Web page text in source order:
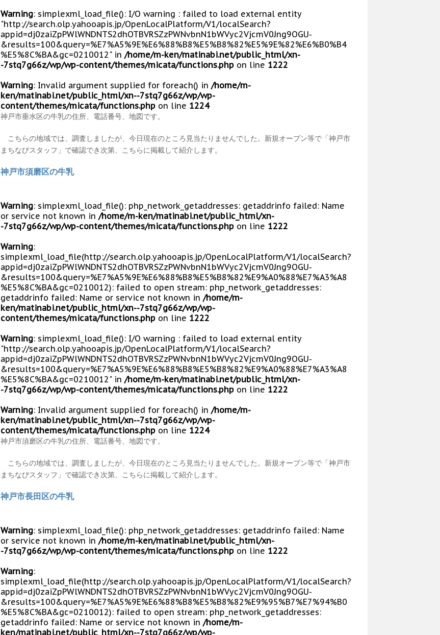
Warning: simplexml_load_file(): I/O warning : failed to load external entity
"http://search.olp.yahooapis.jp/OpenLocalPlatform/V1/localSearch?
appid=dj0zaiZpPWlWNDNTS2dhOTBVRSZzPWNvbnN1bWVyc2VjcmV0Jng9OGU-
&results=100&query=%E7%A5%9E%E6%88%B8%E5%B8%82%E5%9E%82%E6%B0%B4
%E5%8C%BA&gc=0210012" in /home/m-ken/matinabi.net/public_html/xn-
-7stq7g66z/wp/wp-content/themes/micata/functions.php on line 1222
Warning: Invalid argument supplied for foreach() in /home/m-
ken/matinabi.net/public_html/xn--7stq7g66z/wp/wp-
content/themes/micata/functions.php on line 1224
神戸市垂水区の牛乳の住所、電話番号、地図です。
こちらの地域では、調査しましたが、今日現在のところ見当たりませんでした。新規オープン等で「神戸市
まちなびスタッフ」で確認でき次第、こちらに掲載して紹介します。
神戸市須磨区の牛乳
Warning: simplexml_load_file(): php_network_getaddresses: getaddrinfo failed: Name
or service not known in /home/m-ken/matinabi.net/public_html/xn-
-7stq7g66z/wp/wp-content/themes/micata/functions.php on line 1222
Warning:
simplexml_load_file(http://search.olp.yahooapis.jp/OpenLocalPlatform/V1/localSearch?
appid=dj0zaiZpPWlWNDNTS2dhOTBVRSZzPWNvbnN1bWVyc2VjcmV0Jng9OGU-
&results=100&query=%E7%A5%9E%E6%88%B8%E5%B8%82%E9%A0%88%E7%A3%A8
%E5%8C%BA&gc=0210012): failed to open stream: php_network_getaddresses:
getaddrinfo failed: Name or service not known in /home/m-
ken/matinabi.net/public_html/xn--7stq7g66z/wp/wp-
content/themes/micata/functions.php on line 1222
Warning: simplexml_load_file(): I/O warning : failed to load external entity
"http://search.olp.yahooapis.jp/OpenLocalPlatform/V1/localSearch?
appid=dj0zaiZpPWlWNDNTS2dhOTBVRSZzPWNvbnN1bWVyc2VjcmV0Jng9OGU-
&results=100&query=%E7%A5%9E%E6%88%B8%E5%B8%82%E9%A0%88%E7%A3%A8
%E5%8C%BA&gc=0210012" in /home/m-ken/matinabi.net/public_html/xn-
-7stq7g66z/wp/wp-content/themes/micata/functions.php on line 1222
Warning: Invalid argument supplied for foreach() in /home/m-
ken/matinabi.net/public_html/xn--7stq7g66z/wp/wp-
content/themes/micata/functions.php on line 1224
神戸市須磨区の牛乳の住所、電話番号、地図です。
こちらの地域では、調査しましたが、今日現在のところ見当たりませんでした。新規オープン等で「神戸市
まちなびスタッフ」で確認でき次第、こちらに掲載して紹介します。
神戸市長田区の牛乳
Warning: simplexml_load_file(): php_network_getaddresses: getaddrinfo failed: Name
or service not known in /home/m-ken/matinabi.net/public_html/xn-
-7stq7g66z/wp/wp-content/themes/micata/functions.php on line 1222
Warning:
simplexml_load_file(http://search.olp.yahooapis.jp/OpenLocalPlatform/V1/localSearch?
appid=dj0zaiZpPWlWNDNTS2dhOTBVRSZzPWNvbnN1bWVyc2VjcmV0Jng9OGU-
&results=100&query=%E7%A5%9E%E6%88%B8%E5%B8%82%E9%95%B7%E7%94%B0
%E5%8C%BA&gc=0210012): failed to open stream: php_network_getaddresses:
getaddrinfo failed: Name or service not known in /home/m-
ken/matinabi.net/public_html/xn--7stq7g66z/wp/wp-